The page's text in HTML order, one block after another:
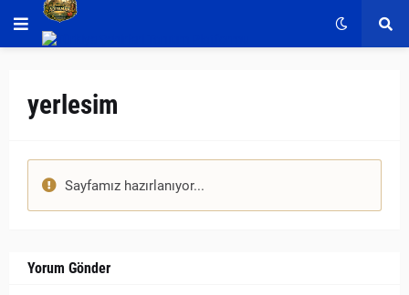
yerlesim
Sayfamız hazırlanıyor...
Yorum Gönder